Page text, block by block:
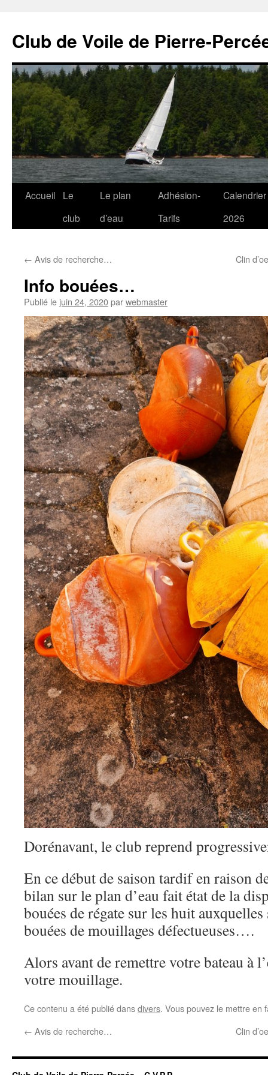
Club de Voile de Pierre-
Aller
Accueil
Le
club
Le plan
d’eau
Adhésion-
Tarifs
Calendrier
2026
← Avis de recherche… Clin
Info bouées…
Publié le juin 24, 2020parwebmaster
Dorénavant, le club reprend
En ce début de saison tardif en raison
bilan sur le plan d’eau fait état de la
bouées de régate sur les huit auxquelles
bouées de mouillages défectueuses….
Alors avant de remettre votre bateau à
votre mouillage.
Ce contenu a été publié dansdivers. Vous pouvez le mettre en
← Avis de recherche… Clin